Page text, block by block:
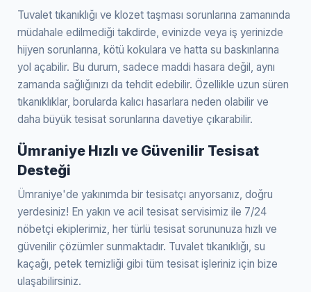
Tuvalet tıkanıklığı ve klozet taşması sorunlarına zamanında
müdahale edilmediği takdirde, evinizde veya iş yerinizde
hijyen sorunlarına, kötü kokulara ve hatta su baskınlarına
yol açabilir. Bu durum, sadece maddi hasara değil, aynı
zamanda sağlığınızı da tehdit edebilir. Özellikle uzun süren
tıkanıklıklar, borularda kalıcı hasarlara neden olabilir ve
daha büyük tesisat sorunlarına davetiye çıkarabilir.
Ümraniye Hızlı ve Güvenilir Tesisat
Desteği
Ümraniye'de yakınımda bir tesisatçı arıyorsanız, doğru
yerdesiniz! En yakın ve acil tesisat servisimiz ile 7/24
nöbetçi ekiplerimiz, her türlü tesisat sorununuza hızlı ve
güvenilir çözümler sunmaktadır. Tuvalet tıkanıklığı, su
kaçağı, petek temizliği gibi tüm tesisat işleriniz için bize
ulaşabilirsiniz.